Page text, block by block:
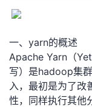
发
者
一、yarn的概述
Apache Yarn（
写）是hadoop集
入，最初是为了改
性，同样执行其他